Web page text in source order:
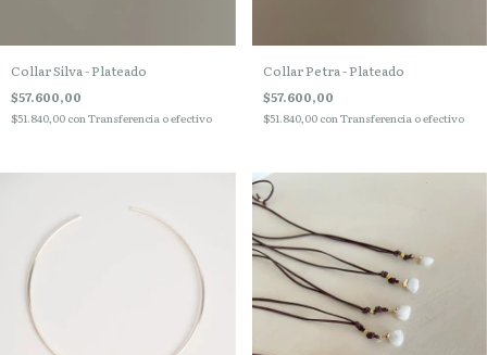
Collar Silva - Plateado
$57.600,00
$51.840,00 con Transferencia o efectivo
Collar Petra - Plateado
$57.600,00
$51.840,00 con Transferencia o efectivo